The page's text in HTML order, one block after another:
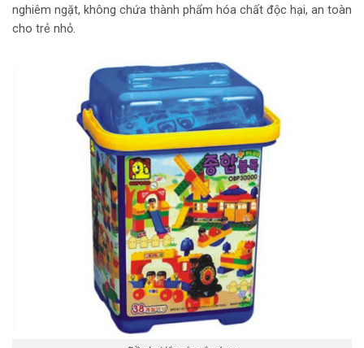
nghiêm ngặt, không chứa thành phẩm hóa chất độc hại, an toàn
cho trẻ nhỏ.